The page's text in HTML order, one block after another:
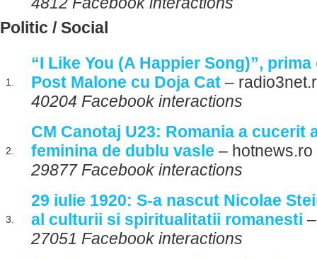
Politic / Social
1.
“I Like You (A Happier Song)”,
Post Malone cu Doja Cat –
40204 Facebook interactions
2.
CM Canotaj U23: Romania a cucerit
feminina de dublu vasle – hotnews.ro
29877 Facebook interactions
3.
29 iulie 1920: S-a nascut Nicolae
al culturii si spiritualitatii romanesti
27051 Facebook interactions